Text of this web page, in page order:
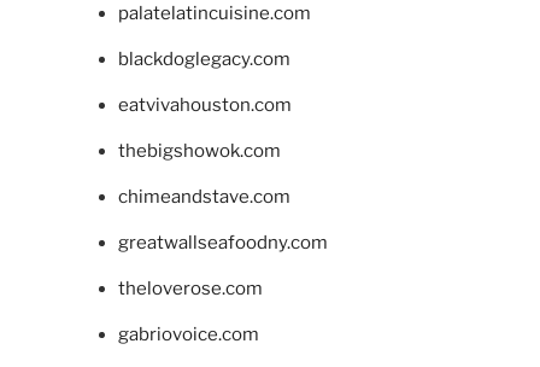
palatelatincuisine.com
blackdoglegacy.com
eatvivahouston.com
thebigshowok.com
chimeandstave.com
greatwallseafoodny.com
theloverose.com
gabriovoice.com